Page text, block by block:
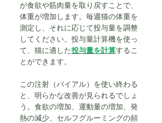
が食欲や筋肉量を取り戻すことで、
体重が増加します。毎週猫の体重を
測定し、それに応じて投与量を調整
してください。投与量計算機を使っ
て、猫に適した投与量を計算するこ
とができます。
この注射（バイアル）を使い終わる
と、明らかな改善が見られるでしょ
う。食欲の増加、運動量の増加、発
熱の減少、セルフグルーミングの頻